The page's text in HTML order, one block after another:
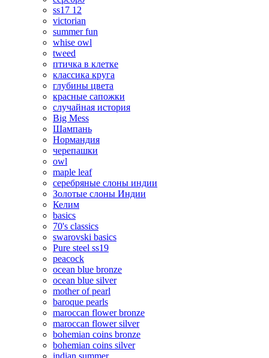
ss17 12
victorian
summer fun
whise owl
tweed
птичка в клетке
классика круга
глубины цвета
красные сапожки
случайная история
Big Mess
Шампань
Нормандия
черепашки
owl
maple leaf
серебряные слоны индии
Золотые слоны Индии
Келим
basics
70's classics
swarovski basics
Pure steel ss19
peacock
ocean blue bronze
ocean blue silver
mother of pearl
baroque pearls
maroccan flower bronze
maroccan flower silver
bohemian coins bronze
bohemian coins silver
indian summer